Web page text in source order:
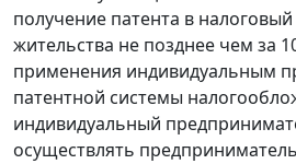
получение патента в
жительства не позднее чем за
применения индивидуальным
патентной системы
индивидуальный
осуществлять